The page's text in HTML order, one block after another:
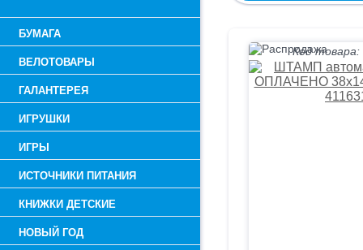
БУМАГА
ВЕЛОТОВАРЫ
ГАЛАНТЕРЕЯ
ИГРУШКИ
ИГРЫ
ИСТОЧНИКИ ПИТАНИЯ
КНИЖКИ ДЕТСКИЕ
НОВЫЙ ГОД
Код товара: